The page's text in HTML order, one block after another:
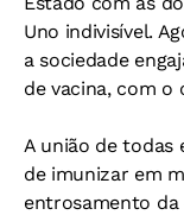
Uno indivisível.
a sociedade
de vacina, com o
A união de todas
de imunizar em
entrosamento da